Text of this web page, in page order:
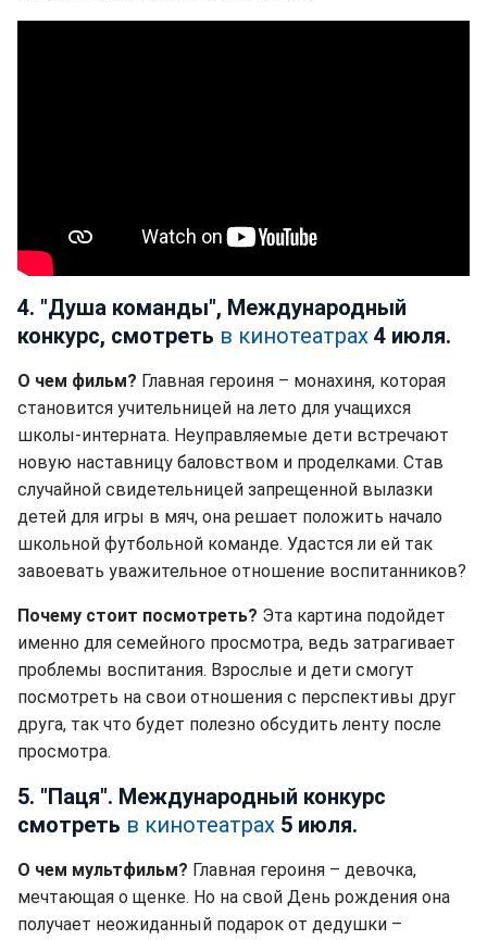
4. "Душа команды", Международный
конкурс, смотреть в кинотеатрах 4 июля.
О чем фильм? Главная героиня – монахиня, которая
становится учительницей на лето для учащихся
школы-интерната. Неуправляемые дети встречают
новую наставницу баловством и проделками. Став
случайной свидетельницей запрещенной вылазки
детей для игры в мяч, она решает положить начало
школьной футбольной команде. Удастся ли ей так
завоевать уважительное отношение воспитанников?
Почему стоит посмотреть? Эта картина подойдет
именно для семейного просмотра, ведь затрагивает
проблемы воспитания. Взрослые и дети смогут
посмотреть на свои отношения с перспективы друг
друга, так что будет полезно обсудить ленту после
просмотра.
5. "Паця". Международный конкурс
смотреть в кинотеатрах 5 июля.
О чем мультфильм? Главная героиня – девочка,
мечтающая о щенке. Но на свой День рождения она
получает неожиданный подарок от дедушки –